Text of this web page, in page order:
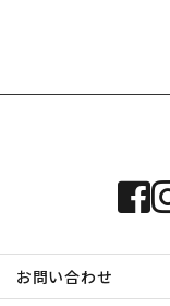
お問い合わせ